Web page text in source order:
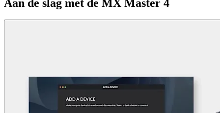
Aan de slag met de MX Master 4